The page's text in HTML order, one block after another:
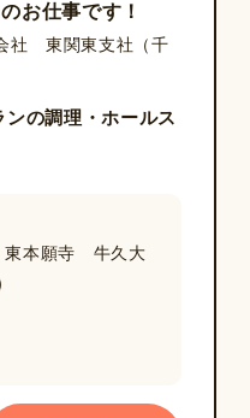
お仕事です！
社 東関東支社（千
の調理・ホールス
東本願寺 牛久大